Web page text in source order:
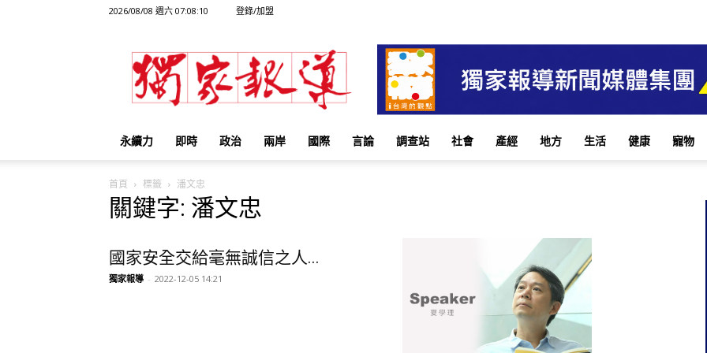
2026/08/08 週六 07:08:10 登錄/加盟
獨
家
報
永續力 即時 政治 兩岸 國際 言論 調查站 社會 產經 地方 生活 健康 寵物
首頁 標籤 潘文忠
關鍵字: 潘文忠
國家安全交給毫無誠信之人...
獨家報導 - 2022-12-05 14:21